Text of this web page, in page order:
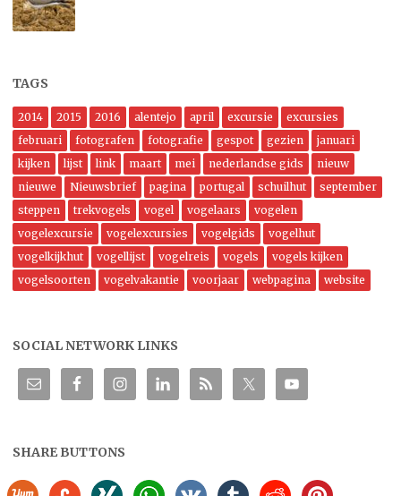
TAGS
2014 2015 2016 alentejo april excursie
excursies
februari
fotografen fotografie gespot gezien
januari
kijken
lijst link maart mei nederlandse gids
nieuw
nieuwe
Nieuwsbrief pagina portugal schuilhut
september
steppen
trekvogels vogel vogelaars
vogelen
vogelexcursie
vogelexcursies vogelgids
vogelhut
vogelkijkhut
vogellijst vogelreis vogels
vogels kijken
vogelsoorten
vogelvakantie voorjaar webpagina website
SOCIAL NETWORK LINKS
SHARE BUTTONS